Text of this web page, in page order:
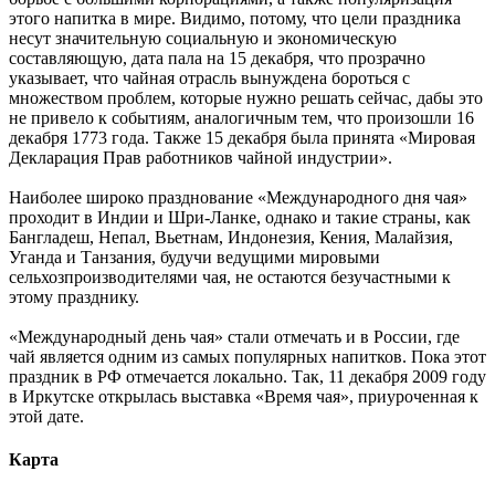
этого напитка в мире. Видимо, потому, что цели праздника
несут значительную социальную и экономическую
составляющую, дата пала на 15 декабря, что прозрачно
указывает, что чайная отрасль вынуждена бороться с
множеством проблем, которые нужно решать сейчас, дабы это
не привело к событиям, аналогичным тем, что произошли 16
декабря 1773 года. Также 15 декабря была принята «Мировая
Декларация Прав работников чайной индустрии».
Наиболее широко празднование «Международного дня чая»
проходит в Индии и Шри-Ланке, однако и такие страны, как
Бангладеш, Непал, Вьетнам, Индонезия, Кения, Малайзия,
Уганда и Танзания, будучи ведущими мировыми
сельхозпроизводителями чая, не остаются безучастными к
этому празднику.
«Международный день чая» стали отмечать и в России, где
чай является одним из самых популярных напитков. Пока этот
праздник в РФ отмечается локально. Так, 11 декабря 2009 году
в Иркутске открылась выставка «Время чая», приуроченная к
этой дате.
Карта